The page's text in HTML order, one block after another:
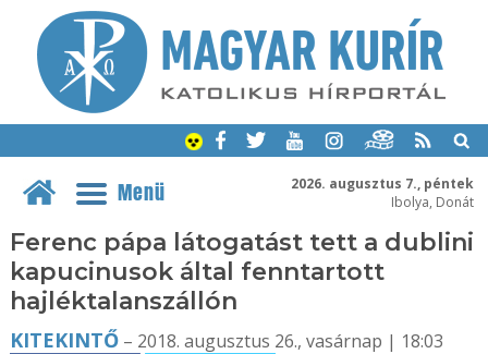
2026. augusztus 7., péntek
Ibolya, Donát
Menü
Ferenc pápa látogatást tett a dublini
kapucinusok által fenntartott
hajléktalanszállón
KITEKINTŐ– 2018. augusztus 26., vasárnap | 18:03